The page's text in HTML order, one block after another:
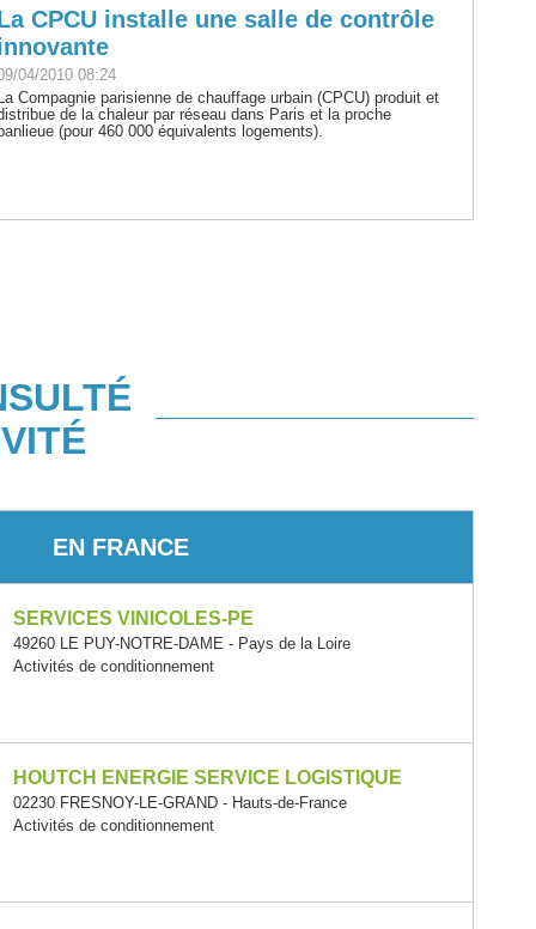
CPCU installe une salle de contrôle
04/2010 08:24
Compagnie parisienne de chauffage urbain (CPCU) produit et
de la chaleur par réseau dans Paris et la proche
(pour 460 000 équivalents logements).
EN FRANCE
SERVICES VINICOLES-PE
49260 LE PUY-NOTRE-DAME - Pays de la Loire
Activités de conditionnement
HOUTCH ENERGIE SERVICE LOGISTIQUE
02230 FRESNOY-LE-GRAND - Hauts-de-France
Activités de conditionnement